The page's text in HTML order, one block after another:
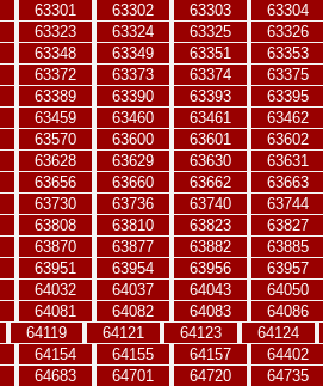
63301 63302 63303 63304
63323 63324 63325 63326
63348 63349 63351 63353
63372 63373 63374 63375
63389 63390 63393 63395
63459 63460 63461 63462
63570 63600 63601 63602
63628 63629 63630 63631
63656 63660 63662 63663
63730 63736 63740 63744
63808 63810 63823 63827
63870 63877 63882 63885
63951 63954 63956 63957
64032 64037 64043 64050
64081 64082 64083 64086
64119 64121 64123 64124
64154 64155 64157 64402
64683 64701 64720 64735